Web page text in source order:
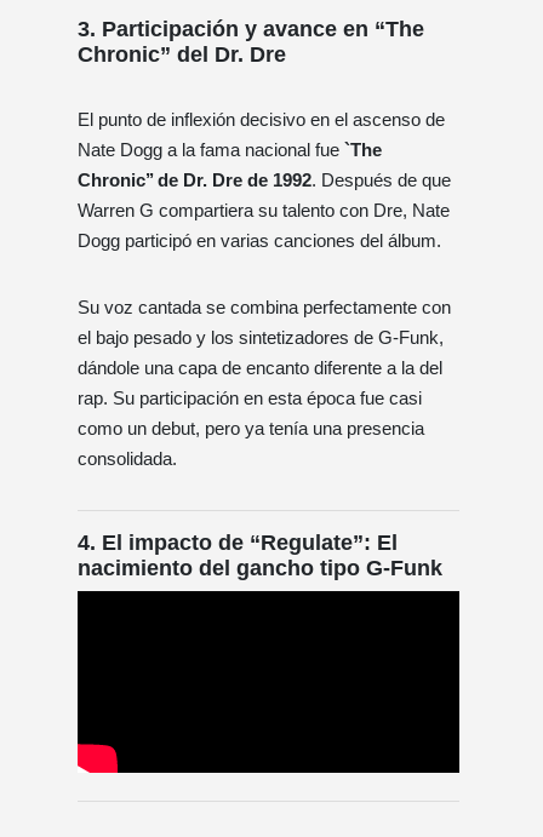
3. Participación y avance en “The
Chronic” del Dr. Dre
El punto de inflexión decisivo en el ascenso de
Nate Dogg a la fama nacional fue `The
Chronic’’ de Dr. Dre de 1992. Después de que
Warren G compartiera su talento con Dre, Nate
Dogg participó en varias canciones del álbum.
Su voz cantada se combina perfectamente con
el bajo pesado y los sintetizadores de G-Funk,
dándole una capa de encanto diferente a la del
rap. Su participación en esta época fue casi
como un debut, pero ya tenía una presencia
consolidada.
4. El impacto de “Regulate”: El
nacimiento del gancho tipo G-Funk